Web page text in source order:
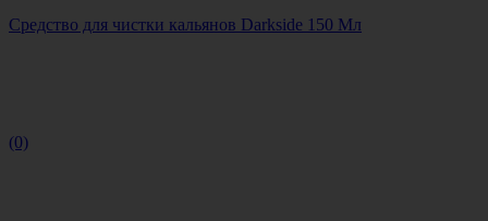
Средство для чистки кальянов Darkside 150 Мл
(0)